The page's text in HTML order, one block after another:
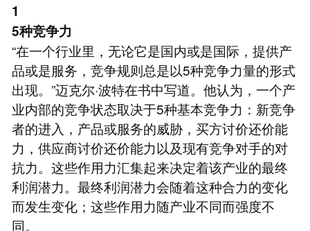
1
5种竞争力
“在一个行业里，无论它是国内或是国际，提供产
品或是服务，竞争规则总是以5种竞争力量的形式
出现。”迈克尔·波特在书中写道。他认为，一个产
业内部的竞争状态取决于5种基本竞争力：新竞争
者的进入，产品或服务的威胁，买方讨价还价能
力，供应商讨价还价能力以及现有竞争对手的对
抗力。这些作用力汇集起来决定着该产业的最终
利润潜力。最终利润潜力会随着这种合力的变化
而发生变化；这些作用力随产业不同而强度不
同。